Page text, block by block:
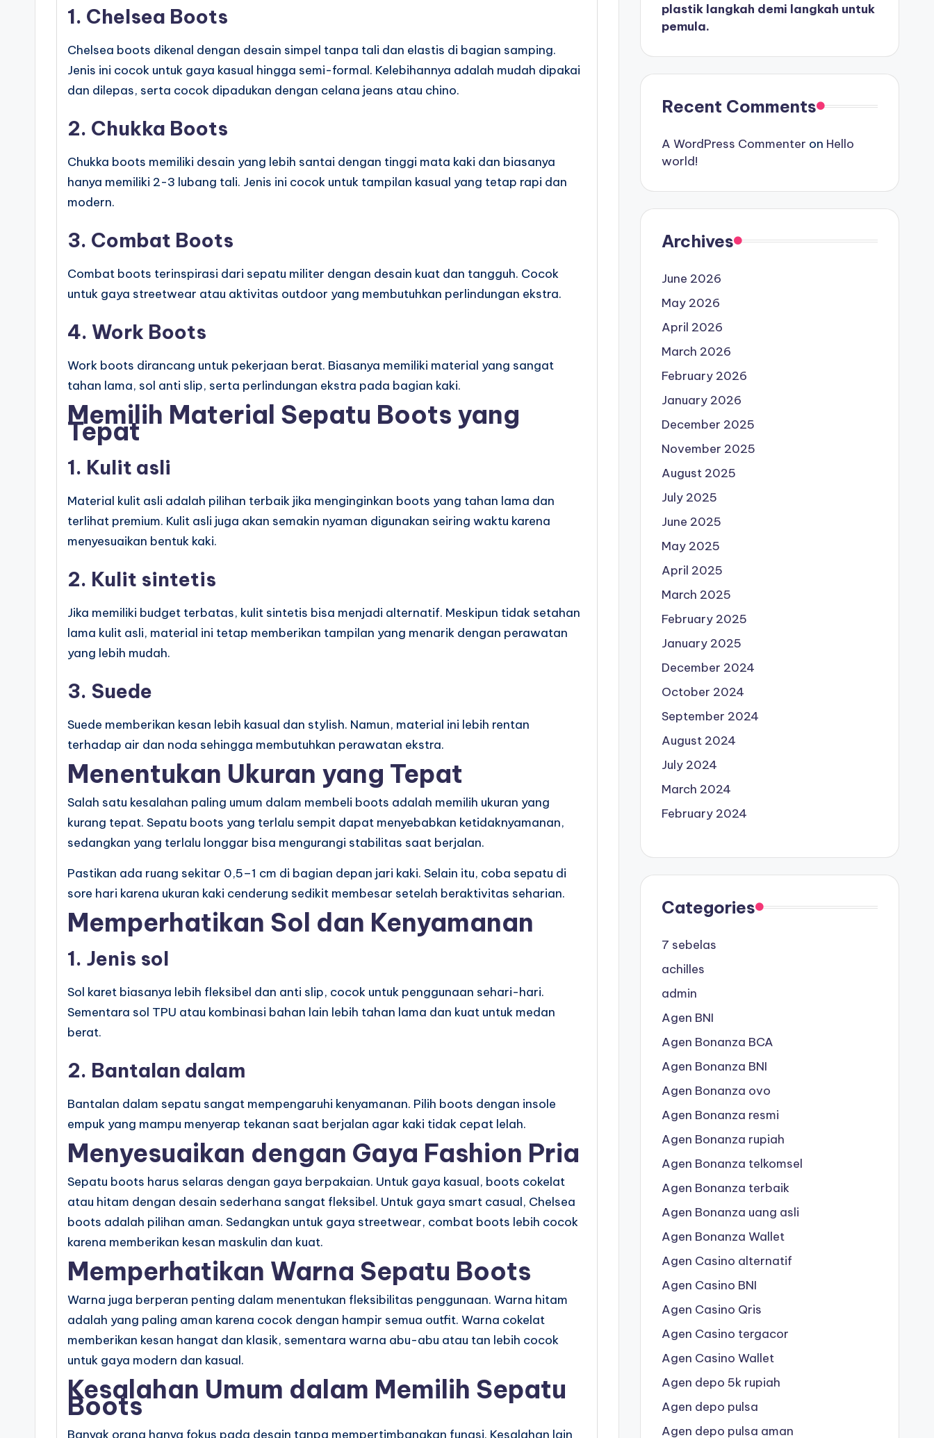
1. Chelsea Boots
Chelsea boots dikenal dengan desain simpel tanpa tali dan elastis di bagian samping.
Jenis ini cocok untuk gaya kasual hingga semi-formal. Kelebihannya adalah mudah dipakai
dan dilepas, serta cocok dipadukan dengan celana jeans atau chino.
2. Chukka Boots
Chukka boots memiliki desain yang lebih santai dengan tinggi mata kaki dan biasanya
hanya memiliki 2-3 lubang tali. Jenis ini cocok untuk tampilan kasual yang tetap rapi dan
modern.
3. Combat Boots
Combat boots terinspirasi dari sepatu militer dengan desain kuat dan tangguh. Cocok
untuk gaya streetwear atau aktivitas outdoor yang membutuhkan perlindungan ekstra.
4. Work Boots
Work boots dirancang untuk pekerjaan berat. Biasanya memiliki material yang sangat
tahan lama, sol anti slip, serta perlindungan ekstra pada bagian kaki.
Memilih Material Sepatu Boots yang
Tepat
1. Kulit asli
Material kulit asli adalah pilihan terbaik jika menginginkan boots yang tahan lama dan
terlihat premium. Kulit asli juga akan semakin nyaman digunakan seiring waktu karena
menyesuaikan bentuk kaki.
2. Kulit sintetis
Jika memiliki budget terbatas, kulit sintetis bisa menjadi alternatif. Meskipun tidak setahan
lama kulit asli, material ini tetap memberikan tampilan yang menarik dengan perawatan
yang lebih mudah.
3. Suede
Suede memberikan kesan lebih kasual dan stylish. Namun, material ini lebih rentan
terhadap air dan noda sehingga membutuhkan perawatan ekstra.
Menentukan Ukuran yang Tepat
Salah satu kesalahan paling umum dalam membeli boots adalah memilih ukuran yang
kurang tepat. Sepatu boots yang terlalu sempit dapat menyebabkan ketidaknyamanan,
sedangkan yang terlalu longgar bisa mengurangi stabilitas saat berjalan.
Pastikan ada ruang sekitar 0,5–1 cm di bagian depan jari kaki. Selain itu, coba sepatu di
sore hari karena ukuran kaki cenderung sedikit membesar setelah beraktivitas seharian.
Memperhatikan Sol dan Kenyamanan
1. Jenis sol
Sol karet biasanya lebih fleksibel dan anti slip, cocok untuk penggunaan sehari-hari.
Sementara sol TPU atau kombinasi bahan lain lebih tahan lama dan kuat untuk medan
berat.
2. Bantalan dalam
Bantalan dalam sepatu sangat mempengaruhi kenyamanan. Pilih boots dengan insole
empuk yang mampu menyerap tekanan saat berjalan agar kaki tidak cepat lelah.
Menyesuaikan dengan Gaya Fashion Pria
Sepatu boots harus selaras dengan gaya berpakaian. Untuk gaya kasual, boots cokelat
atau hitam dengan desain sederhana sangat fleksibel. Untuk gaya smart casual, Chelsea
boots adalah pilihan aman. Sedangkan untuk gaya streetwear, combat boots lebih cocok
karena memberikan kesan maskulin dan kuat.
Memperhatikan Warna Sepatu Boots
Warna juga berperan penting dalam menentukan fleksibilitas penggunaan. Warna hitam
adalah yang paling aman karena cocok dengan hampir semua outfit. Warna cokelat
memberikan kesan hangat dan klasik, sementara warna abu-abu atau tan lebih cocok
untuk gaya modern dan kasual.
Kesalahan Umum dalam Memilih Sepatu
Boots
Banyak orang hanya fokus pada desain tanpa mempertimbangkan fungsi. Kesalahan lain
plastik langkah demi langkah untuk
pemula.
Recent Comments
A WordPress Commenter on Hello
world!
Archives
June 2026
May 2026
April 2026
March 2026
February 2026
January 2026
December 2025
November 2025
August 2025
July 2025
June 2025
May 2025
April 2025
March 2025
February 2025
January 2025
December 2024
October 2024
September 2024
August 2024
July 2024
March 2024
February 2024
Categories
7 sebelas
achilles
admin
Agen BNI
Agen Bonanza BCA
Agen Bonanza BNI
Agen Bonanza ovo
Agen Bonanza resmi
Agen Bonanza rupiah
Agen Bonanza telkomsel
Agen Bonanza terbaik
Agen Bonanza uang asli
Agen Bonanza Wallet
Agen Casino alternatif
Agen Casino BNI
Agen Casino Qris
Agen Casino tergacor
Agen Casino Wallet
Agen depo 5k rupiah
Agen depo pulsa
Agen depo pulsa aman